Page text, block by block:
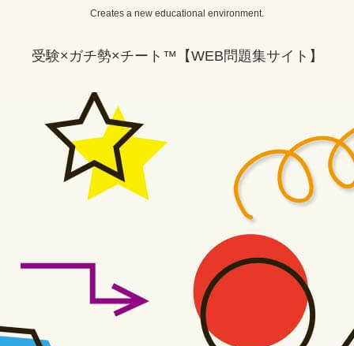
Creates a new educational environment.
受験×ガチ勢×チート™【WEB問題集サイト】